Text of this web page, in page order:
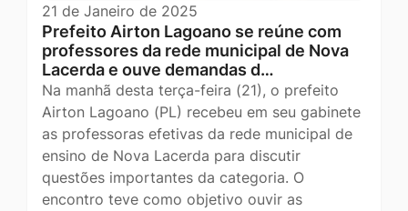
21 de Janeiro de 2025
Prefeito Airton Lagoano se reúne com
professores da rede municipal de Nova
Lacerda e ouve demandas d…
Na manhã desta terça-feira (21), o prefeito
Airton Lagoano (PL) recebeu em seu gabinete
as professoras efetivas da rede municipal de
ensino de Nova Lacerda para discutir
questões importantes da categoria. O
encontro teve como objetivo ouvir as